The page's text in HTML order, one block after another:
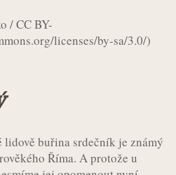
/ CC BY-
licenses/by-sa/3.0/)
lidově buřina srdečník je známý
Říma. A protože u